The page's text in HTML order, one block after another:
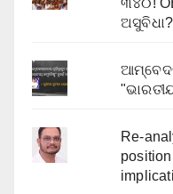
୩୪୦!
ଅସୁବିଧା?
Re-